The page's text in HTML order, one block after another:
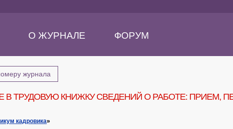
О ЖУРНАЛЕ ФОРУМ
журнала
В ТРУДОВУЮ КНИЖКУ СВЕДЕНИЙ О РАБОТЕ: ПРИЕМ,
кадровика»